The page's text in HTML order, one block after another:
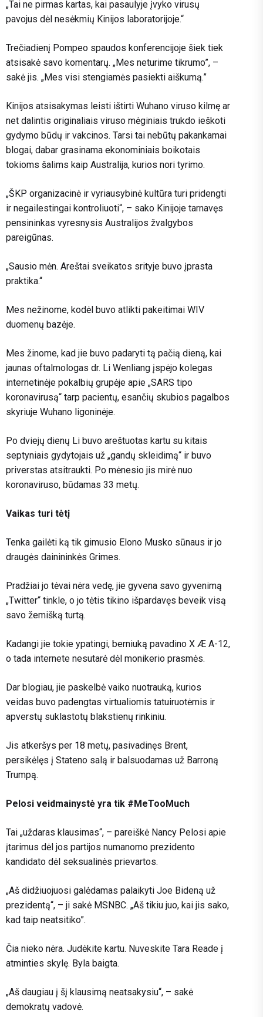
„Tai ne pirmas kartas, kai pasaulyje įvyko virusų
pavojus dėl nesėkmių Kinijos laboratorijoje.“
Trečiadienį Pompeo spaudos konferencijoje šiek tiek
atsisakė savo komentarų. „Mes neturime tikrumo”, –
sakė jis. „Mes visi stengiamės pasiekti aiškumą.”
Kinijos atsisakymas leisti ištirti Wuhano viruso kilmę ar
net dalintis originaliais viruso mėginiais trukdo ieškoti
gydymo būdų ir vakcinos. Tarsi tai nebūtų pakankamai
blogai, dabar grasinama ekonominiais boikotais
tokioms šalims kaip Australija, kurios nori tyrimo.
„ŠKP organizacinė ir vyriausybinė kultūra turi pridengti
ir negailestingai kontroliuoti“, – sako Kinijoje tarnavęs
pensininkas vyresnysis Australijos žvalgybos
pareigūnas.
„Sausio mėn. Areštai sveikatos srityje buvo įprasta
praktika.“
Mes nežinome, kodėl buvo atlikti pakeitimai WIV
duomenų bazėje.
Mes žinome, kad jie buvo padaryti tą pačią dieną, kai
jaunas oftalmologas dr. Li Wenliang įspėjo kolegas
internetinėje pokalbių grupėje apie „SARS tipo
koronavirusą“ tarp pacientų, esančių skubios pagalbos
skyriuje Wuhano ligoninėje.
Po dviejų dienų Li buvo areštuotas kartu su kitais
septyniais gydytojais už „gandų skleidimą“ ir buvo
priverstas atsitraukti. Po mėnesio jis mirė nuo
koronaviruso, būdamas 33 metų.
Vaikas turi tėtį
Tenka gailėti ką tik gimusio Elono Musko sūnaus ir jo
draugės dainininkės Grimes.
Pradžiai jo tėvai nėra vedę, jie gyvena savo gyvenimą
„Twitter“ tinkle, o jo tėtis tikino išpardavęs beveik visą
savo žemišką turtą.
Kadangi jie tokie ypatingi, berniuką pavadino X Æ A-12,
o tada internete nesutarė dėl monikerio prasmės.
Dar blogiau, jie paskelbė vaiko nuotrauką, kurios
veidas buvo padengtas virtualiomis tatuiruotėmis ir
apverstų suklastotų blakstienų rinkiniu.
Jis atkeršys per 18 metų, pasivadinęs Brent,
persikėlęs į Stateno salą ir balsuodamas už Barroną
Trumpą.
Pelosi veidmainystė yra tik #MeTooMuch
Tai „uždaras klausimas“, – pareiškė Nancy Pelosi apie
įtarimus dėl jos partijos numanomo prezidento
kandidato dėl seksualinės prievartos.
„Aš didžiuojuosi galėdamas palaikyti Joe Bideną už
prezidentą“, – ji sakė MSNBC. „Aš tikiu juo, kai jis sako,
kad taip neatsitiko”.
Čia nieko nėra. Judėkite kartu. Nuveskite Tara Reade į
atminties skylę. Byla baigta.
„Aš daugiau į šį klausimą neatsakysiu“, – sakė
demokratų vadovė.